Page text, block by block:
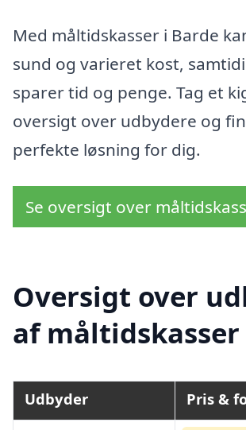
Med måltidskasser i Barde
sund og varieret kost,
sparer tid og penge. Tag et
oversigt over udbydere og
perfekte løsning for dig.
Se oversigt over
Oversigt over
af måltidskasser
Udbyder Pris &